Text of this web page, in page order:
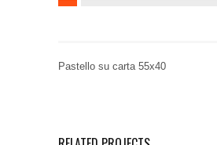
Pastello su carta 55x40